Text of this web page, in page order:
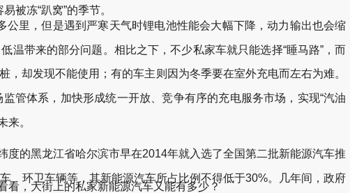
冻“趴窝”的季节。
里，但是遇到严寒天气时锂电池性能会大幅下降，动力输出也会缩
带来的部分问题。相比之下，不少私家车就只能选择“睡马路”，而
却发现不能使用；有的车主则因为冬季要在室外充电而左右为难。
体系，加快形成统一开放、竞争有序的充电服务市场，实现“汽油
。
的黑龙江省哈尔滨市早在2014年就入选了全国第二批新能源汽车推
环卫车辆等，其新能源汽车所占比例不得低于30%。几年间，政府
看，大街上的私家新能源汽车又能有多少？